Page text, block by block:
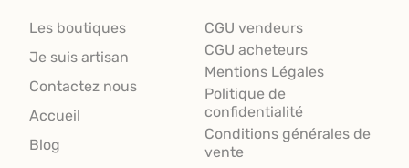
Les boutiques
Je suis artisan
Contactez nous
Accueil
Blog
CGU vendeurs
CGU acheteurs
Mentions Légales
Politique de
confidentialité
Conditions générales de
vente